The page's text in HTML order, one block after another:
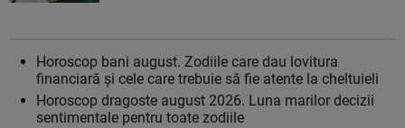
Horoscop bani august. Zodiile care dau lovitura
financiară și cele care trebuie să fie atente la cheltuieli
Horoscop dragoste august 2026. Luna marilor decizii
sentimentale pentru toate zodiile